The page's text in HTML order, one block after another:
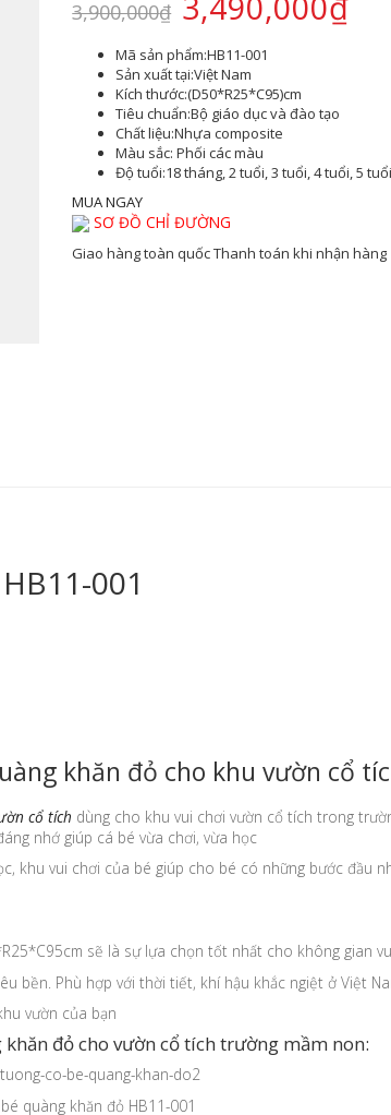
3,900,000₫
Mã sản phẩm:HB11-001
Sản xuất tại:Việt Nam
Kích thước:(D50*R25*C95)cm
Tiêu chuẩn:Bộ giáo dục và đào tạo
Chất liệu:Nhựa composite
Màu sắc: Phối các màu
Độ tuổi:18 tháng, 2 tuổi, 3 tuổi, 4 tuổi, 5 tuổi
MUA NGAY
SƠ ĐỒ CHỈ ĐƯỜNG
Giao hàng toàn quốcThanh toán khi nhận hàng
001
khăn đỏ cho khu vườn cổ
cổ tích dùng cho khu vui chơi vườn cổ tích trong
nhớ giúp cá bé vừa chơi, vừa học
khu vui chơi của bé giúp cho bé có những bước đầu
sẽ là sự lựa chọn tốt nhất cho không gian
bền. Phù hợp với thời tiết, khí hậu khắc ngiệt ở Việt
vườn của bạn
đỏ cho vườn cổ tích trường mầm non: